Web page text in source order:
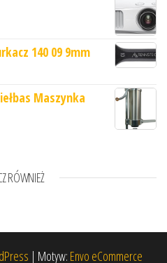
140 09 9mm
Maszynka
RÓWNIEŻ
| Motyw: Envo eCommerce